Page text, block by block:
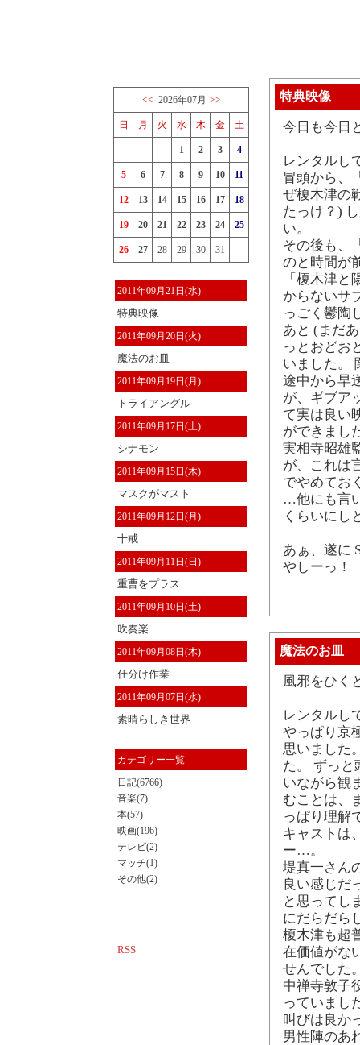
<< 2026年07月 >>
日 月 火 水 木 金 土
1 2 3 4
5 6 7 8 9 10 11
12 13 14 15 16 17 18
19 20 21 22 23 24 25
26 27 28 29 30 31
2011年09月21日(水)
特典映像
2011年09月20日(火)
魔法のお皿
2011年09月19日(月)
トライアングル
2011年09月17日(土)
シナモン
2011年09月15日(木)
マスクがマスト
2011年09月12日(月)
十戒
2011年09月11日(日)
重曹をプラス
2011年09月10日(土)
吹奏楽
2011年09月08日(木)
仕分け作業
2011年09月07日(水)
素晴らしき世界
カテゴリー一覧
日記(6766)
音楽(7)
本(57)
映画(196)
テレビ(2)
マッチ(1)
その他(2)
RSS
特典映像
今日も今日
レンタルし
冒頭から、
ぜ榎木津の
たっけ？)
い。
その後も、
のと時間が
「榎木津
からないサ
っごく鬱陶
あと (まだ
っとおどお
いました。
途中から早
が、ギブア
て実は良い
ができまし
実相寺昭雄
が、これは
でやめてお
…他にも言
くらいにし
あぁ、遂に
やしーっ！
魔法のお皿
風邪をひく
レンタルし
やっぱり京
思いました
た。 ずっと
いながら観
むことは、
っぱり理解
キャストは
ー…。
堤真一さん
良い感じだ
と思ってし
にだらだら
榎木津も超
在価値がな
せんでした
中禅寺敦子
っていまし
叫びは良か
男性陣のあ